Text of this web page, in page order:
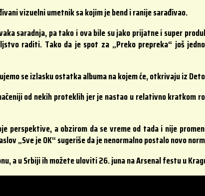
vizuelni umetnik sa kojim je bend i ranije sarađivao.
saradnja, pa tako i ova bile su jako prijatne i super
raditi. Tako da je spot za „Preko prepreka“ još
se izlasku ostatka albuma na kojem će, otkrivaju iz
od nekih proteklih jer je nastao u relativno kratkom
perspektive, a obzirom da se vreme od tada i nije
„Sve je OK“ sugeriše da je nenormalno postalo novo
a u Srbiji ih možete uloviti 26. juna na Arsenal festu u